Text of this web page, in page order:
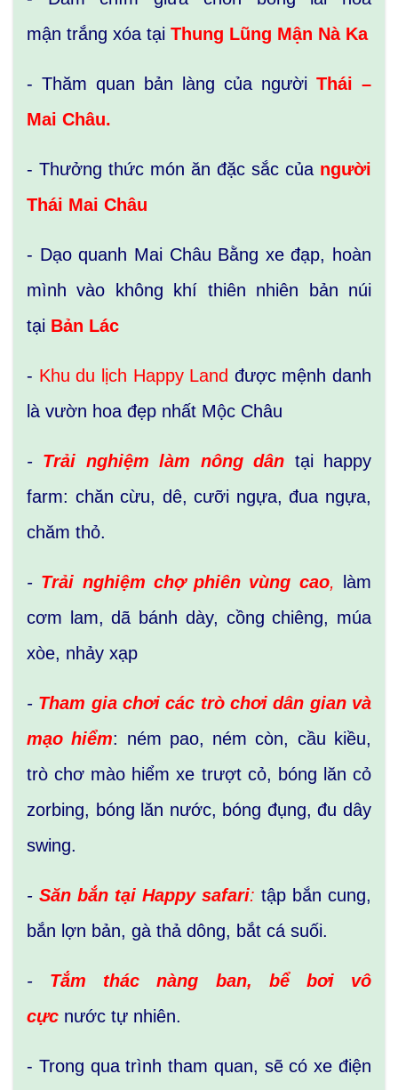
mận trắng xóa tại Thung Lũng Mận Nà Ka
- Thăm quan bản làng của người Thái –
Mai Châu.
- Thưởng thức món ăn đặc sắc của người
Thái Mai Châu
- Dạo quanh Mai Châu Bằng xe đạp, hoàn
mình vào không khí thiên nhiên bản núi
tại Bản Lác
- Khu du lịch Happy Land được mệnh danh
là vườn hoa đẹp nhất Mộc Châu
- Trải nghiệm làm nông dân tại happy
farm: chăn cừu, dê, cưỡi ngựa, đua ngựa,
chăm thỏ.
- Trải nghiệm chợ phiên vùng cao, làm
cơm lam, dã bánh dày, cồng chiêng, múa
xòe, nhảy xạp
- Tham gia chơi các trò chơi dân gian và
mạo hiểm: ném pao, ném còn, cầu kiều,
trò chơ mào hiểm xe trượt cỏ, bóng lăn cỏ
zorbing, bóng lăn nước, bóng đụng, đu dây
swing.
- Săn bắn tại Happy safari: tập bắn cung,
bắn lợn bản, gà thả dông, bắt cá suối.
- Tắm thác nàng ban, bể bơi vô
cực nước tự nhiên.
- Trong qua trình tham quan, sẽ có xe điện